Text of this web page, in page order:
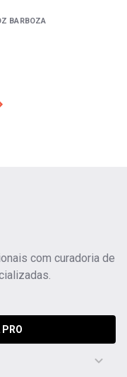
BARBOZA
com curadoria de